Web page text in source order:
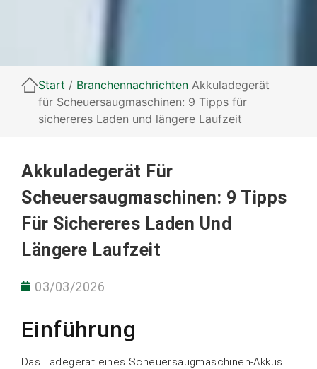
Start / Branchennachrichten Akkuladegerät
für Scheuersaugmaschinen: 9 Tipps für
sichereres Laden und längere Laufzeit
Akkuladegerät Für
Scheuersaugmaschinen: 9 Tipps
Für Sichereres Laden Und
Längere Laufzeit
03/03/2026
Einführung
Das Ladegerät eines Scheuersaugmaschinen-Akkus